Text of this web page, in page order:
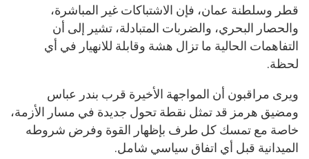
قطر وسلطنة عمان، فإن الاشتباكات غير المباشرة،
والحصار البحري، والضربات المتبادلة، تشير إلى أن
التفاهمات الحالية ما تزال هشة وقابلة للانهيار في أي
لحظة.
ويرى مراقبون أن المواجهة الأخيرة قرب بندر عباس
ومضيق هرمز قد تمثل نقطة تحول جديدة في مسار الأزمة،
خاصة مع تمسك كل طرف بإظهار القوة وفرض شروطه
الميدانية قبل أي اتفاق سياسي شامل.